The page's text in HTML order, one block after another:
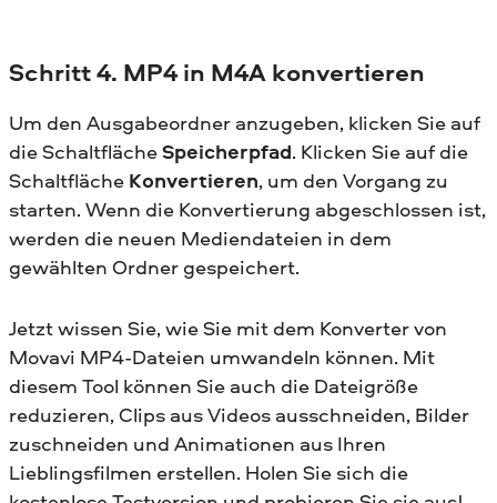
Schritt 4. MP4 in M4A konvertieren
Um den Ausgabeordner anzugeben, klicken Sie auf
die SchaltflächeSpeicherpfad. Klicken Sie auf die
Schaltfläche Konvertieren, um den Vorgang zu
starten. Wenn die Konvertierung abgeschlossen ist,
werden die neuen Mediendateien in dem
gewählten Ordner gespeichert.
Jetzt wissen Sie, wie Sie mit dem Konverter von
Movavi MP4-Dateien umwandeln können. Mit
diesem Tool können Sie auch die Dateigröße
reduzieren, Clips aus Videos ausschneiden, Bilder
zuschneiden und Animationen aus Ihren
Lieblingsfilmen erstellen. Holen Sie sich die